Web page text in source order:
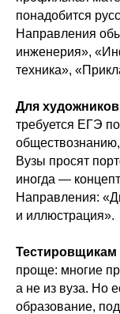
понадобится
Направления
инженерия»,
техника»,
Для
требуется ЕГЭ
Вузы просят
иногда —
Направления:
и иллюстрация».
Тестировщикам
проще: многие
а не из вуза. Но
образование,